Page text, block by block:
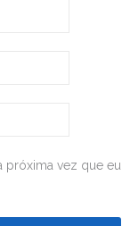
próxima vez que eu